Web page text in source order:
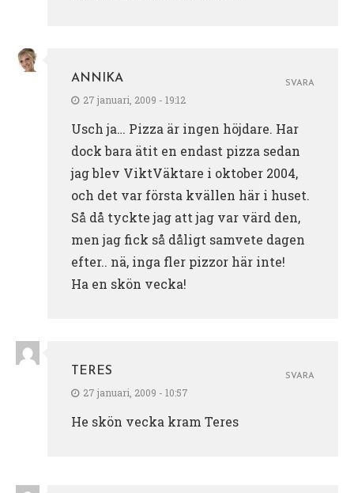
ANNIKA
27 januari, 2009 - 19:12
Usch ja… Pizza är ingen höjdare. Har
dock bara ätit en endast pizza sedan
jag blev ViktVäktare i oktober 2004,
och det var första kvällen här i huset.
Så då tyckte jag att jag var värd den,
men jag fick så dåligt samvete dagen
efter.. nä, inga fler pizzor här inte!
Ha en skön vecka!
SVARA
TERES
27 januari, 2009 - 10:57
He skön vecka kram Teres
SVARA